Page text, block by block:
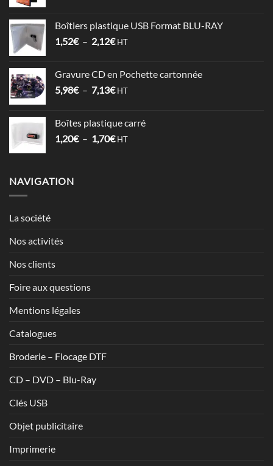
1,53€
à
Boîtiers plastique USB Format BLU-RAY
1,52€ – 2,12€Plage
1,52€
à
HT
Gravure CD en Pochette cartonnée
5,98€ – 7,13€Plage
5,98€
à
HT
Boîtes plastique carré
1,20€ – 1,70€Plage
HT
NAVIGATION
La société
Nos activités
Nos clients
Foire aux questions
Mentions légales
Catalogues
Broderie – Flocage DTF
CD – DVD – Blu-Ray
Clés USB
Objet publicitaire
Imprimerie